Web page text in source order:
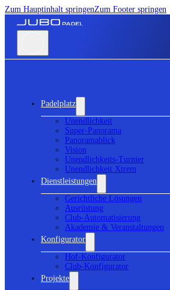
Zum Hauptinhalt springenZum Footer springen
Padelplatz
Unendlichkeit
Super-Panorama
Panoramablick
Vision
Unendlichkeits-Turnier
Unendlichkeit Xtrem
Dienstleistungen
Gerichtliche Lösungen
Ausrüstung
Club-Automatisierung
Akademie & Veranstaltungen
Konfigurator
Hof-Konfigurator
Club-Konfigurator
Projekte